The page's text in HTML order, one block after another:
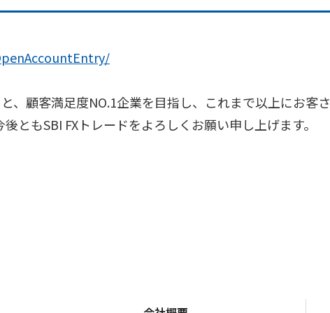
、顧客満足度NO.1企業を目指し、これまで以上にお客さ
ともSBI FXトレードをよろしくお願い申し上げます。